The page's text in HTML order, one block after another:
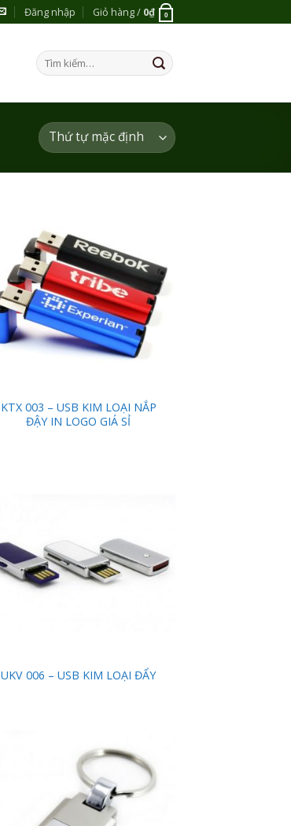
Đăng nhập Giỏ hàng / 0₫ 0
Tìm
kiếm:
KTX 003 – USB KIM LOẠI NẮP
ĐẬY IN LOGO GIÁ SỈ
UKV 006 – USB KIM LOẠI ĐẨY
Add to
Wishlist